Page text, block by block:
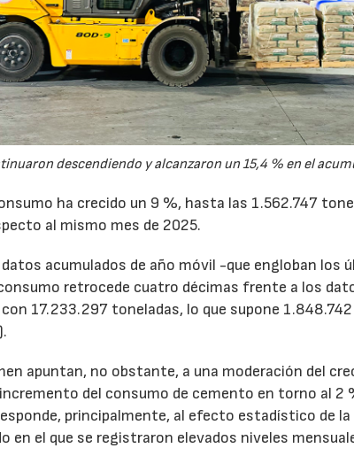
descendiendo y alcanzaron un 15,4 % en el
ha crecido un 9 %, hasta las 1.562.747
al mismo mes de 2025.
datos acumulados de año móvil -que engloban los
retrocede cuatro décimas frente a los
17.233.297 toneladas, lo que supone
apuntan, no obstante, a una moderación del
del consumo de cemento en torno al 2
principalmente, al efecto estadístico de
en el que se registraron elevados niveles